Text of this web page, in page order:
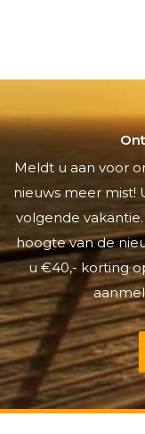
Meldt u aan voor
nieuws meer mist!
volgende
hoogte van de
u €40,- korting